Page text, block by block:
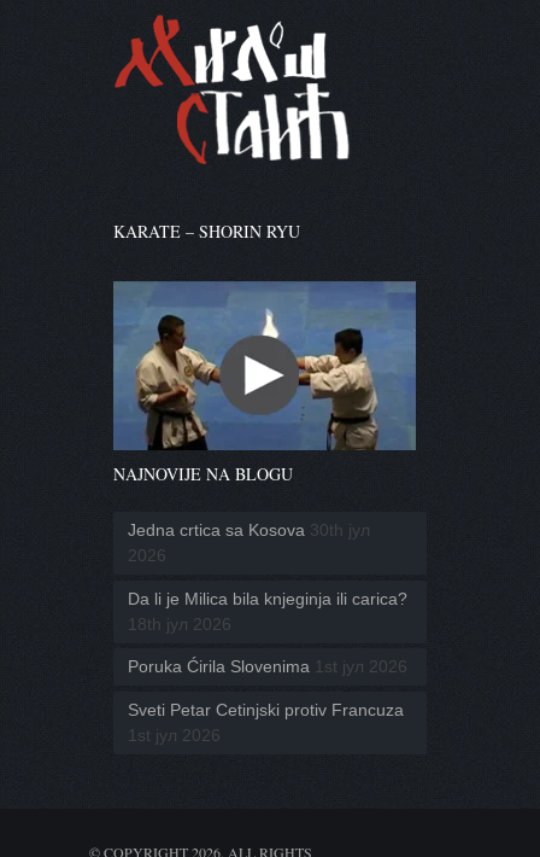
KARATE – SHORIN RYU
NAJNOVIJE NA BLOGU
Jedna crtica sa Kosova 30th јул
2026
Da li je Milica bila knjeginja ili carica?
18th јул 2026
Poruka Ćirila Slovenima 1st јул 2026
Sveti Petar Cetinjski protiv Francuza
1st јул 2026
© COPYRIGHT 2026. ALL RIGHTS